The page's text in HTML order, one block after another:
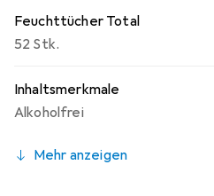
Feuchttücher Total
52 Stk.
Inhaltsmerkmale
Alkoholfrei
Mehr anzeigen